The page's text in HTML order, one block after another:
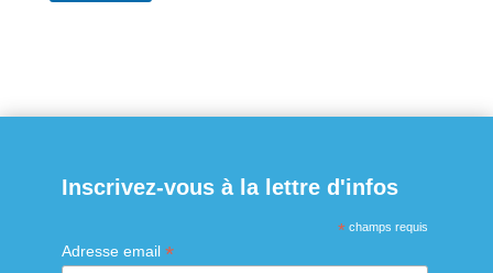
Inscrivez-vous à la lettre d'infos
* champs requis
Adresse email *